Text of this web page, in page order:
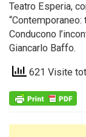
Teatro Esperia,
Conducono
Giancarlo Baffo.
621 Visite